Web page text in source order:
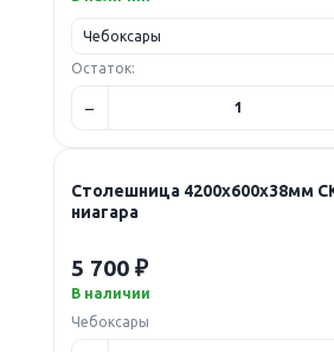
Остаток:
Столешница 4200х600х38мм
ниагара
5 700 ₽
В наличии
Чебоксары